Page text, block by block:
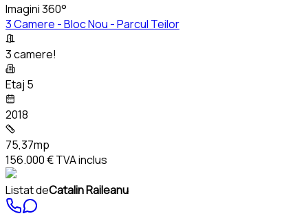
Imagini 360°
3 Camere - Bloc Nou - Parcul Teilor
3 camere!
Etaj 5
2018
75,37mp
156.000 €TVA inclus
Listat deCatalin Raileanu